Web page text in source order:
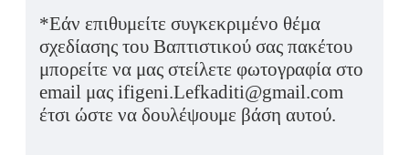
*Εάν επιθυμείτε συγκεκριμένο θέμα
σχεδίασης του Βαπτιστικού σας πακέτου
μπορείτε να μας στείλετε φωτογραφία στο
email μας ifigeni.Lefkaditi@gmail.com
έτσι ώστε να δουλέψουμε βάση αυτού.